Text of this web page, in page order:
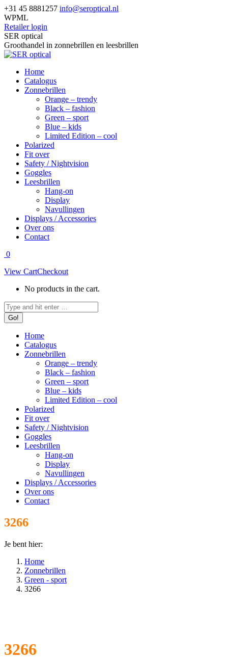
Skip
to
content
+31 45 8881257 info@seroptical.nl
WPML
Retailer login
Facebook
page
opens
new
window
SER optical
Groothandel in zonnebrillen en leesbrillen
Home
Catalogus
Zonnebrillen
Orange – trendy
Black – fashion
Green – sport
Blue – kids
Limited Edition – cool
Polarized
Fit over
Safety / Nightvision
Goggles
Leesbrillen
Hang-on
Display
Navullingen
Displays / Accessories
Over ons
Contact
0
View CartCheckout
No products in the cart.
Search:
Home
Catalogus
Zonnebrillen
Orange – trendy
Black – fashion
Green – sport
Blue – kids
Limited Edition – cool
Polarized
Fit over
Safety / Nightvision
Goggles
Leesbrillen
Hang-on
Display
Navullingen
Displays / Accessories
Over ons
Contact
3266
Je bent hier:
Home
Zonnebrillen
Green - sport
3266
3266